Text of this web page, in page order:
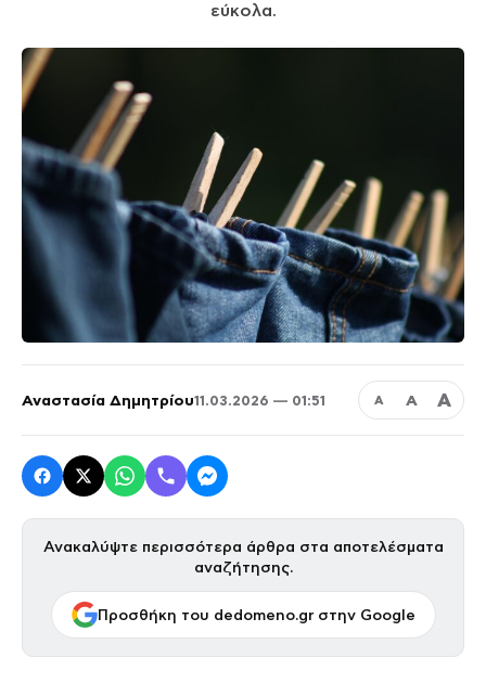
εύκολα.
Αναστασία Δημητρίου11.03.2026 — 01:51 Α Α Α
Ανακαλύψτε περισσότερα άρθρα στα αποτελέσματα
αναζήτησης.
Προσθήκη του dedomeno.gr στην Google